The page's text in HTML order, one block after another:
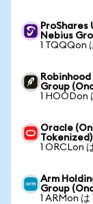
ProShares
Nebius
1 TQQQon
Group
1 HOODon
Oracle
Tokenized)
1 ORCLon
Arm
Group
1 ARMon